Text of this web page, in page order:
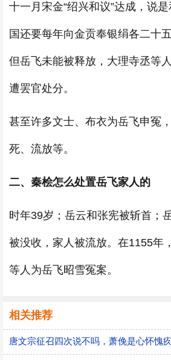
十一月宋金“绍兴和议”达成，说
国还要每年向金贡奉银绢各二十
但岳飞未能被释放，大理寺丞等
遭罢官处分。
甚至许多文士、布衣为岳飞申冤
死、流放等。
二、秦桧怎么处置岳飞家人的
时年39岁；岳云和张宪被斩首；
被没收，家人被流放。在1155年
等人为岳飞昭雪冤案。
相关推荐